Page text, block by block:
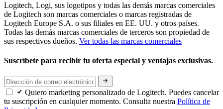
Logitech, Logi, sus logotipos y todas las demás marcas comerciales
de Logitech son marcas comerciales o marcas registradas de
Logitech Europe S.A. o sus filiales en EE. UU. y otros países.
Todas las demás marcas comerciales de terceros son propiedad de
sus respectivos dueños. Ver todas las marcas comerciales
Suscríbete para recibir tu oferta especial y ventajas exclusivas.
Quiero marketing personalizado de Logitech. Puedes cancelar
tu suscripción en cualquier momento. Consulta nuestra Política de